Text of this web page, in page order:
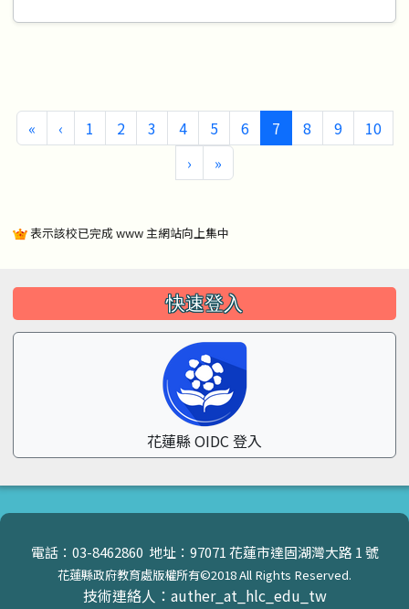
«第一頁
‹上一頁
1 2 3 4 5 6 7(目前頁次)
8 9
10
›下一頁
»最後頁
表示該校已完成 www 主網站向上集中
左邊區域內容 快速登入
花蓮縣 OIDC 登入
頁尾區域內容
電話：03-8462860 地址：97071 花蓮市達固湖灣大路 1 號
花蓮縣政府教育處版權所有©2018 All Rights Reserved.
技術連絡人：auther_at_hlc_edu_tw